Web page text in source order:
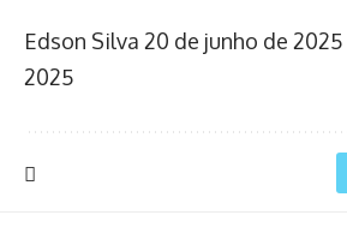
Edson Silva 20 de junho de 2025
2025